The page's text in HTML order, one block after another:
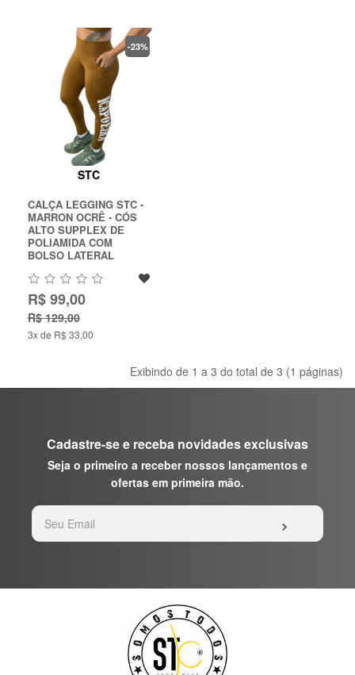
ATENDIMENTO
Envie-
nos uma
mensagem
STC
CALÇA LEGGING STC -
MARRON OCRÊ - CÓS
ALTO SUPPLEX DE
POLIAMIDA COM
BOLSO LATERAL
-23%
R$ 99,00
R$ 129,00
3x de R$ 33,00
Exibindo de 1 a 3 do total de 3 (1 páginas)
Cadastre-se e receba novidades exclusivas
Seja o primeiro a receber nossos lançamentos e
ofertas em primeira mão.